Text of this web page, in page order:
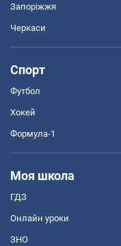
Запоріжжя
Черкаси
Спорт
Футбол
Хокей
Формула-1
Моя школа
ГДЗ
Онлайн уроки
ЗНО